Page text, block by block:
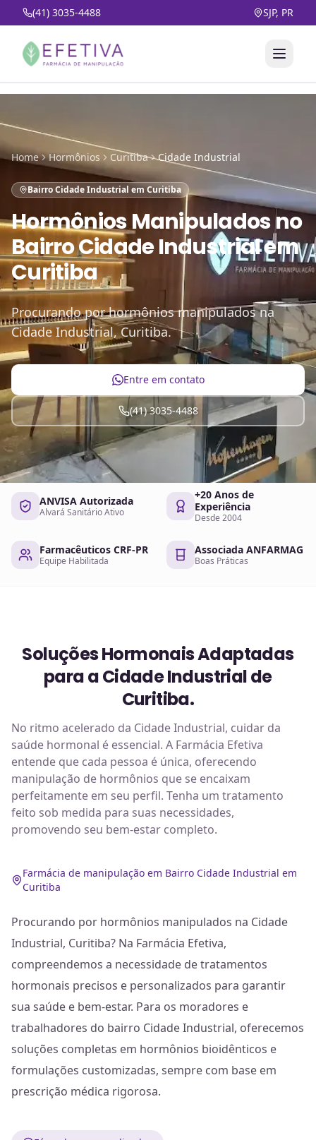
(41) 3035-4488 SJP, PR
Home Hormônios Curitiba Cidade Industrial
Bairro Cidade Industrial em Curitiba
Hormônios Manipuladosno
Bairro Cidade Industrial em
Curitiba
Procurando por hormônios manipulados na
Cidade Industrial, Curitiba.
Entre em contato
(41) 3035-4488
ANVISA Autorizada
Alvará Sanitário Ativo
+20 Anos de
Experiência
Desde 2004
Farmacêuticos CRF-PR
Equipe Habilitada
Associada ANFARMAG
Boas Práticas
Soluções Hormonais Adaptadas
para a Cidade Industrial de
Curitiba.
No ritmo acelerado da Cidade Industrial, cuidar da
saúde hormonal é essencial. A Farmácia Efetiva
entende que cada pessoa é única, oferecendo
manipulação de hormônios que se encaixam
perfeitamente em seu perfil. Tenha um tratamento
feito sob medida para suas necessidades,
promovendo seu bem-estar completo.
Farmácia de manipulação em Bairro Cidade Industrial em
Curitiba
Procurando por hormônios manipulados na Cidade
Industrial, Curitiba? Na Farmácia Efetiva,
compreendemos a necessidade de tratamentos
hormonais precisos e personalizados para garantir
sua saúde e bem-estar. Para os moradores e
trabalhadores do bairro Cidade Industrial, oferecemos
soluções completas em hormônios bioidênticos e
formulações customizadas, sempre com base em
prescrição médica rigorosa.